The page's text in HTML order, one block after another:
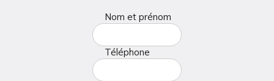
Nom et prénom
Téléphone